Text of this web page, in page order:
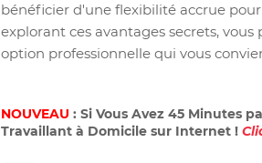
bénéficier d'une flexibilité accrue
explorant ces avantages secrets,
option professionnelle qui vous
NOUVEAU : Si Vous Avez 45 Minutes
Travaillant à Domicile sur Internet !